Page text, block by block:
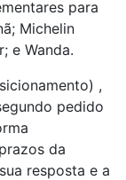
para
Michelin
e Wanda.
,
pedido
da
resposta e a